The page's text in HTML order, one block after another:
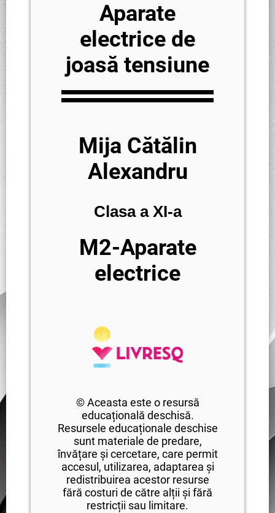
Aparate
electrice de
joasă tensiune
Mija Cătălin
Alexandru
Clasa a XI-a
M2-Aparate
electrice
© Aceasta este o resursă
educațională deschisă.
Resursele educaționale deschise
sunt materiale de predare,
învățare și cercetare, care permit
accesul, utilizarea, adaptarea și
redistribuirea acestor resurse
fără costuri de către alții și fără
restricții sau limitare.